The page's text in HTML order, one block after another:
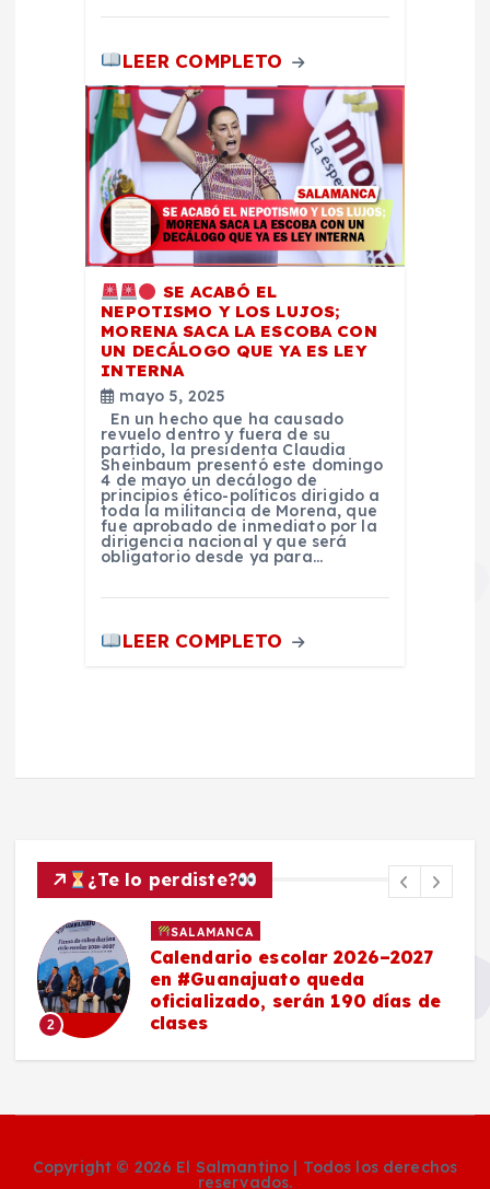
LEER COMPLETO
SE ACABÓ EL
NEPOTISMO Y LOS LUJOS;
MORENA SACA LA ESCOBA CON
UN DECÁLOGO QUE YA ES LEY
INTERNA
mayo 5, 2025
En un hecho que ha causado
revuelo dentro y fuera de su
partido, la presidenta Claudia
Sheinbaum presentó este domingo
4 de mayo un decálogo de
principios ético-políticos dirigido a
toda la militancia de Morena, que
fue aprobado de inmediato por la
dirigencia nacional y que será
obligatorio desde ya para…
LEER COMPLETO
¿Te lo perdiste?
2
SALAMANCA
Calendario escolar 2026–2027
en #Guanajuato queda
oficializado, serán 190 días de
clases
Copyright © 2026 El Salmantino | Todos los derechos
reservados.